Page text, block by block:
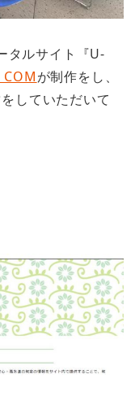
タルサイト『U-
が制作をし、
していただいて